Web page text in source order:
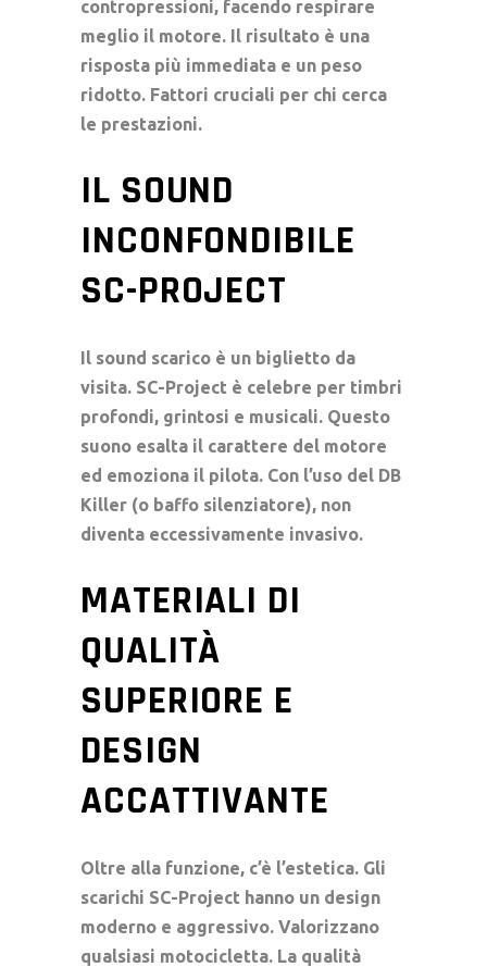
contropressioni, facendo respirare
meglio il motore. Il risultato è una
risposta più immediata e un peso
ridotto. Fattori cruciali per chi cerca
le prestazioni.
IL SOUND
INCONFONDIBILE
SC-PROJECT
Il sound scarico è un biglietto da
visita. SC-Project è celebre per timbri
profondi, grintosi e musicali. Questo
suono esalta il carattere del motore
ed emoziona il pilota. Con l’uso del DB
Killer (o baffo silenziatore), non
diventa eccessivamente invasivo.
MATERIALI DI
QUALITÀ
SUPERIORE E
DESIGN
ACCATTIVANTE
Oltre alla funzione, c’è l’estetica. Gli
scarichi SC-Project hanno un design
moderno e aggressivo. Valorizzano
qualsiasi motocicletta. La qualità